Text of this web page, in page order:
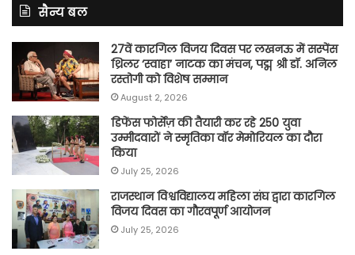
सैन्य बल
27वें कारगिल विजय दिवस पर लखनऊ में सस्पेंस
थ्रिलर ‘स्वाहा’ नाटक का मंचन, पद्म श्री डॉ. अनिल
रस्तोगी को विशेष सम्मान
August 2, 2026
डिफेंस फोर्सेज़ की तैयारी कर रहे 250 युवा
उम्मीदवारों ने स्मृतिका वॉर मेमोरियल का दौरा
किया
July 25, 2026
राजस्थान विश्वविद्यालय महिला संघ द्वारा कारगिल
विजय दिवस का गौरवपूर्ण आयोजन
July 25, 2026